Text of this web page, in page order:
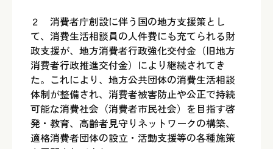
２ 消費者庁創設に伴う国の地方支援策とし
て、消費生活相談員の人件費にも充てられる財
政支援が、地方消費者行政強化交付金（旧地方
消費者行政推進交付金）により継続されてき
た。これにより、地方公共団体の消費生活相談
体制が整備され、消費者被害防止や公正で持続
可能な消費社会（消費者市民社会）を目指す啓
発・教育、高齢者見守りネットワークの構築、
適格消費者団体の設立・活動支援等の各種施策